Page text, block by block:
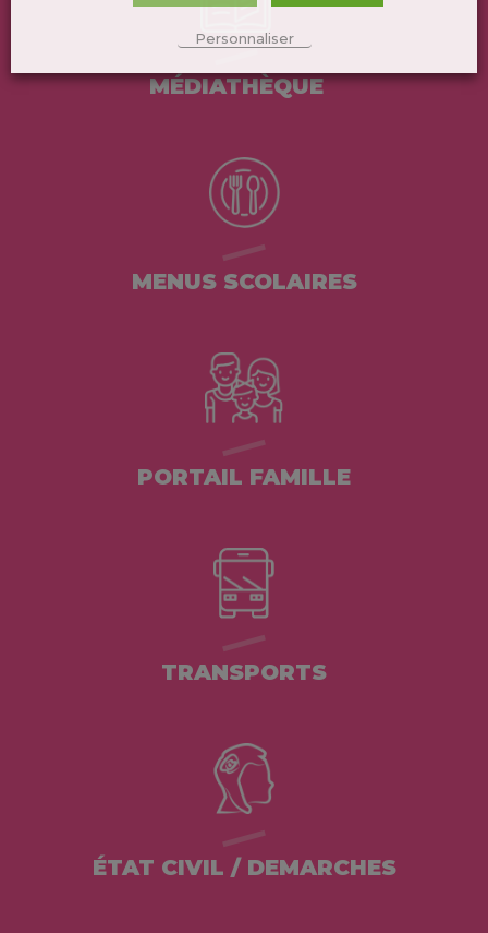
MÉDIATHÈQUE
MENUS SCOLAIRES
PORTAIL FAMILLE
TRANSPORTS
ÉTAT CIVIL / DEMARCHES
Personnaliser